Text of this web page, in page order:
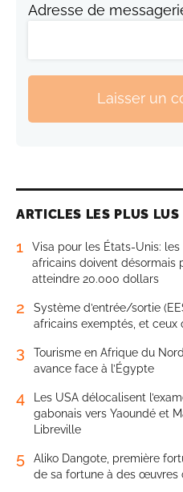
Adresse de
Laisser un
ARTICLES LES PLUS LUS
1
Visa pour les États-Unis:
africains doivent désormais
atteindre 20.000 dollars
2
Système d’entrée/sortie
africains exemptés, et ceux
3
Tourisme en Afrique du
avance face à l’Égypte
4
Les USA délocalisent
gabonais vers Yaoundé et
Libreville
5
Aliko Dangote, première
de sa fortune à des œuvres